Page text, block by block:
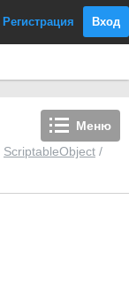
Регистрация Вход
Меню
ScriptableObject /